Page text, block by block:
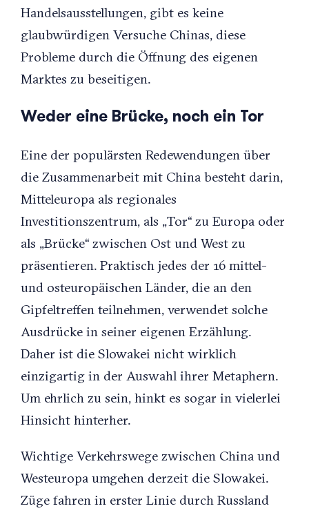
Handelsausstellungen, gibt es keine
glaubwürdigen Versuche Chinas, diese
Probleme durch die Öffnung des eigenen
Marktes zu beseitigen.
Weder eine Brücke, noch ein Tor
Eine der populärsten Redewendungen über
die Zusammenarbeit mit China besteht darin,
Mitteleuropa als regionales
Investitionszentrum, als „Tor“ zu Europa oder
als „Brücke“ zwischen Ost und West zu
präsentieren. Praktisch jedes der 16 mittel-
und osteuropäischen Länder, die an den
Gipfeltreffen teilnehmen, verwendet solche
Ausdrücke in seiner eigenen Erzählung.
Daher ist die Slowakei nicht wirklich
einzigartig in der Auswahl ihrer Metaphern.
Um ehrlich zu sein, hinkt es sogar in vielerlei
Hinsicht hinterher.
Wichtige Verkehrswege zwischen China und
Westeuropa umgehen derzeit die Slowakei.
Züge fahren in erster Linie durch Russland